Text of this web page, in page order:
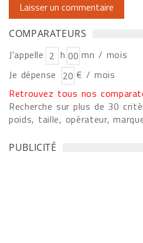
COMPARATEURS
J'appelle h
mn / mois
Je dépense
€ / mois
Retrouvez tous nos
Recherche sur plus de 30
poids, taille, opérateur,
PUBLICITÉ